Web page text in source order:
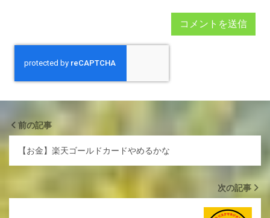
前の記事
【お金】楽天ゴールドカードやめるかな
次の記事